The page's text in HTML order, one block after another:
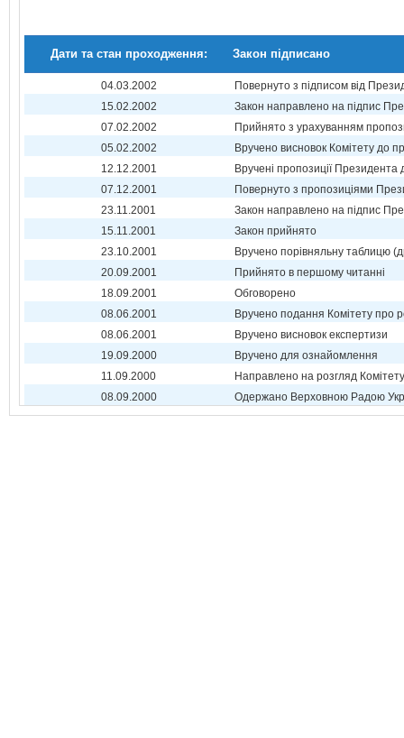
Дати та стан проходження: Закон підписано
04.03.2002
Повернуто з підписом від
15.02.2002
Закон направлено на підпис
07.02.2002
Прийнято з урахуванням
05.02.2002
Вручено висновок Комітету до
12.12.2001
Вручені пропозиції Президента
07.12.2001
Повернуто з пропозиціями
23.11.2001
Закон направлено на підпис
15.11.2001
Закон прийнято
23.10.2001
Вручено порівняльну таблицю
20.09.2001
Прийнято в першому читанні
18.09.2001
Обговорено
08.06.2001
Вручено подання Комітету про
08.06.2001
Вручено висновок експертизи
19.09.2000
Вручено для ознайомлення
11.09.2000
Направлено на розгляд Комітету
08.09.2000
Одержано Верховною Радою